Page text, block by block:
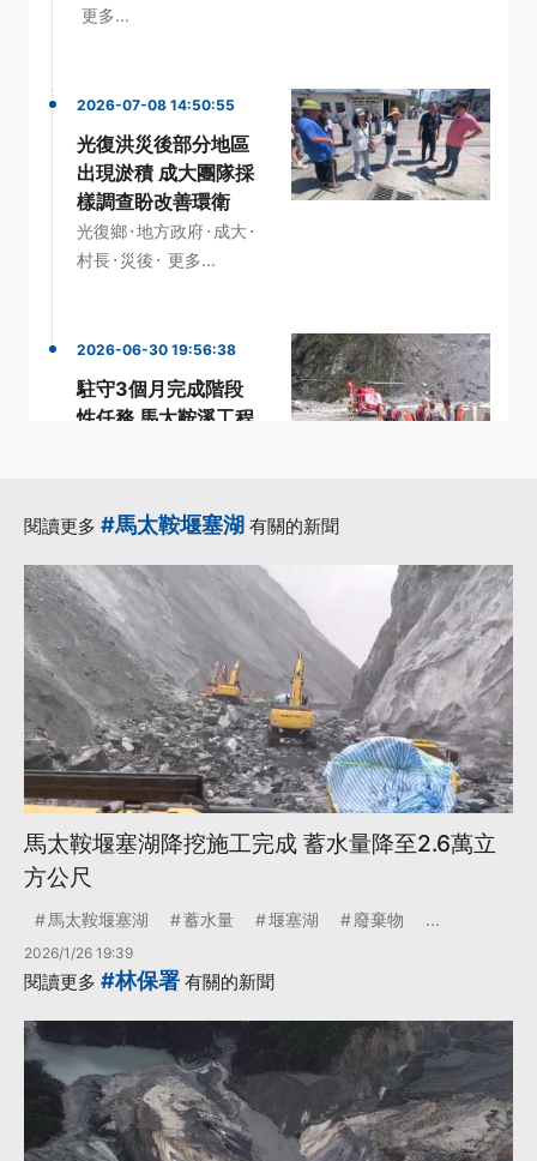
更多...
2026-07-08 14:50:55
光復洪災後部分地區
出現淤積 成大團隊採
樣調查盼改善環衛
光復鄉·地方政府· 成大 ·
村長· 災後 · 更多...
2026-06-30 19:56:38
駐守3個月完成階段
性任務 馬太鞍溪工程
階段·更多...
閱讀更多 #馬太鞍堰塞湖 有關的新聞
馬太鞍堰塞湖降挖施工完成 蓄水量降至2.6萬立
方公尺
馬太鞍堰塞湖 蓄水量 堰塞湖 廢棄物 ...
2026/1/26 19:39
閱讀更多 #林保署 有關的新聞